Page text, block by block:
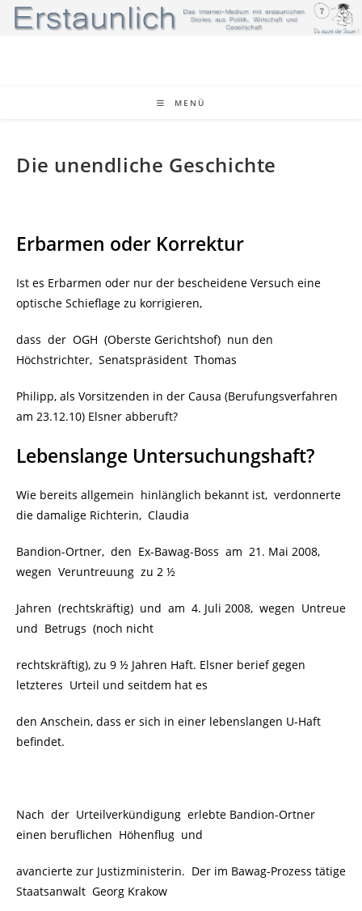
Zum
Inhalt
MENÜ
Die unendliche Geschichte
Erbarmen oder Korrektur
Ist es Erbarmen oder nur der bescheidene Versuch eine
optische Schieflage zu korrigieren,
dass der OGH (Oberste Gerichtshof) nun den
Höchstrichter, Senatspräsident Thomas
Philipp, als Vorsitzenden in der Causa (Berufungsverfahren
am 23.12.10) Elsner abberuft?
Lebenslange Untersuchungshaft?
Wie bereits allgemein hinlänglich bekannt ist, verdonnerte
die damalige Richterin, Claudia
Bandion-Ortner, den Ex-Bawag-Boss am 21. Mai 2008,
wegen Veruntreuung zu 2 ½
Jahren (rechtskräftig) und am 4. Juli 2008, wegen Untreue
und Betrugs (noch nicht
rechtskräftig), zu 9 ½ Jahren Haft. Elsner berief gegen
letzteres Urteil und seitdem hat es
den Anschein, dass er sich in einer lebenslangen U-Haft
befindet.
Nach der Urteilverkündigung erlebte Bandion-Ortner
einen beruflichen Höhenflug und
avancierte zur Justizministerin. Der im Bawag-Prozess tätige
Staatsanwalt Georg Krakow